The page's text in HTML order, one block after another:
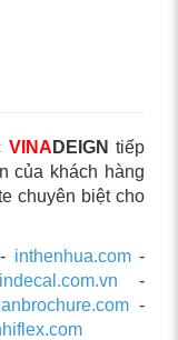
VINA DEIGN tiếp
của khách hàng
chuyên biệt cho
- inthenhua.com-
indecal.com.vn -
-